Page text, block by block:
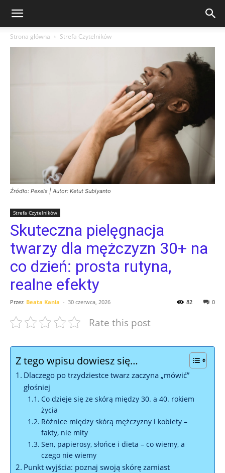
Strona główna Strefa Czytelników
Źródło: Pexels | Autor: Ketut Subiyanto
Strefa Czytelników
Skuteczna pielęgnacja
twarzy dla mężczyzn 30+ na
co dzień: prosta rutyna,
realne efekty
Przez Beata Kania - 30 czerwca, 2026 0
82
Rate this post
Z tego wpisu dowiesz się…
Dlaczego po trzydziestce twarz zaczyna „mówić”
głośniej
Co dzieje się ze skórą między 30. a 40. rokiem
życia
Różnice między skórą mężczyzny i kobiety –
fakty, nie mity
Sen, papierosy, słońce i dieta – co wiemy, a
czego nie wiemy
Punkt wyjścia: poznaj swoją skórę zamiast